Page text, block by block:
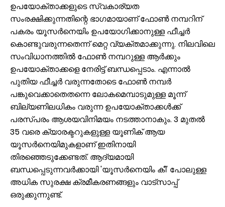
ഉപയോക്താക്കളുടെ സ്വകാര്യത
സംരക്ഷിക്കുന്നതിന്റെ ഭാഗമായാണ് ഫോൺ നമ്പറിന്
പകരം യൂസർനെയിം ഉപയോഗിക്കാനുള്ള ഫീച്ചർ
കൊണ്ടുവരുന്നതെന്ന് മെറ്റ വ്യക്തമാക്കുന്നു. നിലവിലെ
സംവിധാനത്തിൽ ഫോൺ നമ്പറുള്ള ആർക്കും
ഉപയോക്താക്കളെ നേരിട്ട് ബന്ധപ്പെടാം. എന്നാൽ
പുതിയ ഫീച്ചർ വരുന്നതോടെ ഫോൺ നമ്പർ
പങ്കുവെക്കാതെതന്നെ ലോകമെമ്പാടുമുള്ള മൂന്ന്
ബില്യണിലധികം വരുന്ന ഉപയോക്താക്കൾക്ക്
പരസ്പരം ആശയവിനിമയം നടത്താനാകും. 3 മുതൽ
35 വരെ ക്യാരക്ടറുകളുള്ള യൂണിക് ആയ
യൂസർനെയിമുകളാണ് ഇതിനായി
തിരഞ്ഞെടുക്കേണ്ടത്. ആദ്യമായി
ബന്ധപ്പെടുന്നവർക്കായി 'യൂസർനെയിം കീ' പോലുള്ള
അധിക സുരക്ഷ ക്രമീകരണങ്ങളും വാട്‌സാപ്പ്
ഒരുക്കുന്നുണ്ട്.